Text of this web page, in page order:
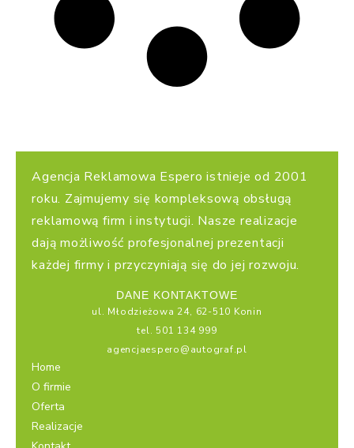
Agencja Reklamowa Espero istnieje od 2001
roku. Zajmujemy się kompleksową obsługą
reklamową firm i instytucji. Nasze realizacje
dają możliwość profesjonalnej prezentacji
każdej firmy i przyczyniają się do jej rozwoju.
DANE KONTAKTOWE
ul. Młodzieżowa 24, 62-510 Konin
tel. 501 134 999
agencjaespero@autograf.pl
Home
O firmie
Oferta
Realizacje